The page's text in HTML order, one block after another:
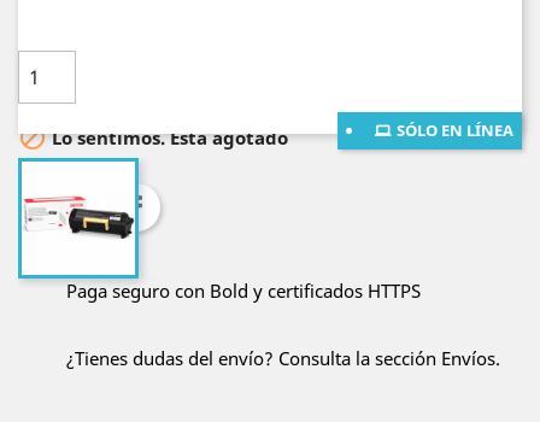
SÓLO EN LÍNEA
Lo sentimos. Está agotado
Compartir
Paga seguro con Bold y certificados HTTPS
¿Tienes dudas del envío? Consulta la sección Envíos.